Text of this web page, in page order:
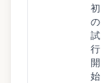
初
の
試
行
開
始